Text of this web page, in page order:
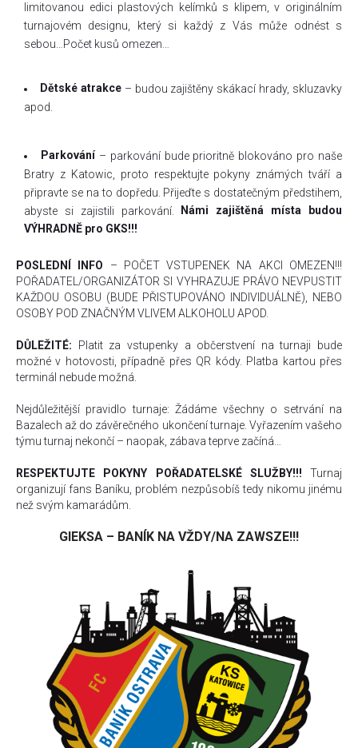
limitovanou edici plastových kelímků s klipem, v originálním
turnajovém designu, který si každý z Vás může odnést s
sebou…Počet kusů omezen…
Dětské atrakce– budou zajištěny skákací hrady, skluzavky
apod.
Parkování – parkování bude prioritně blokováno pro naše
Bratry z Katowic, proto respektujte pokyny známých tváří a
připravte se na to dopředu. Přijeďte s dostatečným předstihem,
abyste si zajistili parkování.
Námi zajištěná místa budou
VÝHRADNĚ pro GKS!!!
POSLEDNÍ INFO – POČET VSTUPENEK NA AKCI OMEZEN!!!
POŘADATEL/ORGANIZÁTOR SI VYHRAZUJE PRÁVO NEVPUSTIT
KAŽDOU OSOBU (BUDE PŘISTUPOVÁNO INDIVIDUÁLNĚ), NEBO
OSOBY POD ZNAČNÝM VLIVEM ALKOHOLU APOD.
DŮLEŽITÉ: Platit za vstupenky a občerstvení na turnaji bude
možné v hotovosti, případně přes QR kódy. Platba kartou přes
terminál nebude možná.
Nejdůležitější pravidlo turnaje: Žádáme všechny o setrvání na
Bazalech až do závěrečného ukončení turnaje. Vyřazením vašeho
týmu turnaj nekončí – naopak, zábava teprve začíná…
RESPEKTUJTE POKYNY POŘADATELSKÉ SLUŽBY!!! Turnaj
organizují fans Baníku, problém nezpůsobíš tedy nikomu jinému
než svým kamarádům.
GIEKSA – BANÍK NA VŽDY/NA ZAWSZE!!!